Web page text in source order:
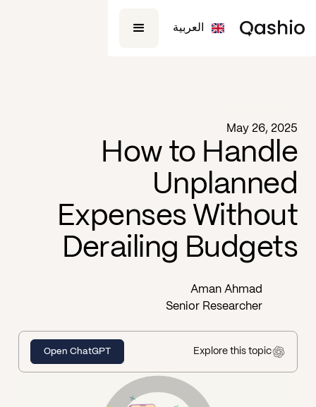
العربية
May 26, 2025
How to Handle
Unplanned
Expenses Without
Derailing Budgets
Aman Ahmad
Senior Researcher
Explore this topic
Open ChatGPT